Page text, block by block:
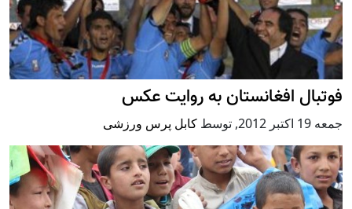
فوتبال افغانستان به روایت عکس
جمعه 19 اكتبر 2012 , توسط کابل پرس ورزشی